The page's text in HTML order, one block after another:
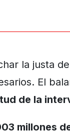
la justa
El
de la
millones